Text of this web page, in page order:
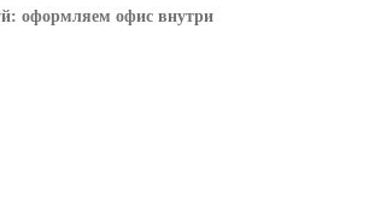
оформляем офис внутри